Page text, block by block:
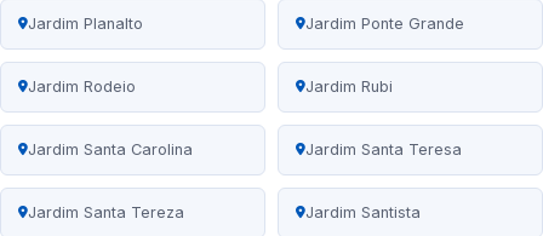
Jardim Planalto Jardim Ponte Grande
Jardim Rodeio Jardim Rubi
Jardim Santa Carolina Jardim Santa Teresa
Jardim Santa Tereza Jardim Santista